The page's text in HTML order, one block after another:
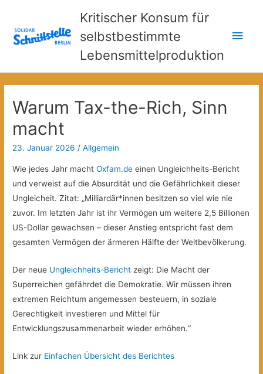
Kritischer Konsum für
selbstbestimmte
Lebensmittelproduktion
Warum Tax-the-Rich, Sinn
macht
23. Januar 2026 /Allgemein
Wie jedes Jahr machtOxfam.de einen Ungleichheits-Bericht
und verweist auf die Absurdität und die Gefährlichkeit dieser
Ungleicheit. Zitat: „Milliardär*innen besitzen so viel wie nie
zuvor. Im letzten Jahr ist ihr Vermögen um weitere 2,5 Billionen
US-Dollar gewachsen – dieser Anstieg entspricht fast dem
gesamten Vermögen der ärmeren Hälfte der Weltbevölkerung.
Der neue Ungleichheits-Bericht zeigt: Die Macht der
Superreichen gefährdet die Demokratie. Wir müssen ihren
extremen Reichtum angemessen besteuern, in soziale
Gerechtigkeit investieren und Mittel für
Entwicklungszusammenarbeit wieder erhöhen.“
Link zur Einfachen Übersicht des Berichtes